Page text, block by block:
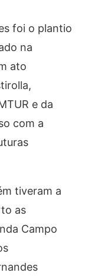
foi o plantio
na
ato
e da
com a
tiveram a
as
Campo